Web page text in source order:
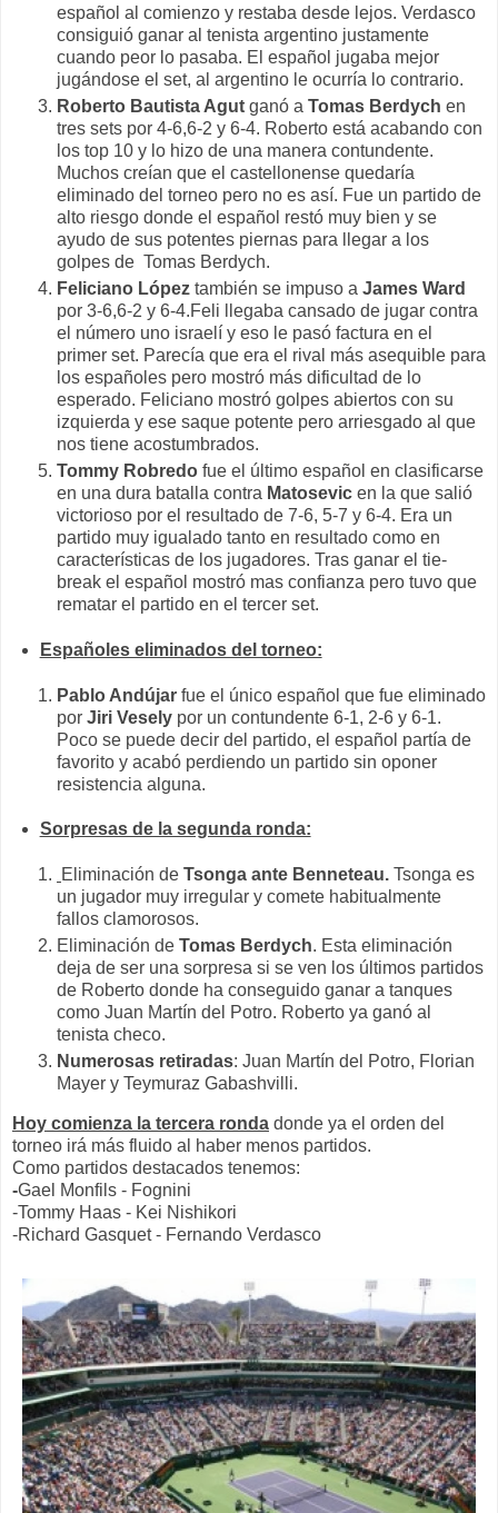
español al comienzo y restaba desde lejos. Verdasco
consiguió ganar al tenista argentino justamente
cuando peor lo pasaba. El español jugaba mejor
jugándose el set, al argentino le ocurría lo contrario.
Roberto Bautista Agut ganó a Tomas Berdych en
tres sets por 4-6,6-2 y 6-4. Roberto está acabando con
los top 10 y lo hizo de una manera contundente.
Muchos creían que el castellonense quedaría
eliminado del torneo pero no es así. Fue un partido de
alto riesgo donde el español restó muy bien y se
ayudo de sus potentes piernas para llegar a los
golpes de Tomas Berdych.
Feliciano López también se impuso a James Ward
por 3-6,6-2 y 6-4.Feli llegaba cansado de jugar contra
el número uno israelí y eso le pasó factura en el
primer set. Parecía que era el rival más asequible para
los españoles pero mostró más dificultad de lo
esperado. Feliciano mostró golpes abiertos con su
izquierda y ese saque potente pero arriesgado al que
nos tiene acostumbrados.
Tommy Robredo fue el último español en clasificarse
en una dura batalla contra Matosevic en la que salió
victorioso por el resultado de 7-6, 5-7 y 6-4. Era un
partido muy igualado tanto en resultado como en
características de los jugadores. Tras ganar el tie-
break el español mostró mas confianza pero tuvo que
rematar el partido en el tercer set.
Españoles eliminados del torneo:
Pablo Andújar fue el único español que fue eliminado
por Jiri Vesely por un contundente 6-1, 2-6 y 6-1.
Poco se puede decir del partido, el español partía de
favorito y acabó perdiendo un partido sin oponer
resistencia alguna.
Sorpresas de la segunda ronda:
Eliminación de Tsonga ante Benneteau. Tsonga es
un jugador muy irregular y comete habitualmente
fallos clamorosos.
Eliminación de Tomas Berdych. Esta eliminación
deja de ser una sorpresa si se ven los últimos partidos
de Roberto donde ha conseguido ganar a tanques
como Juan Martín del Potro. Roberto ya ganó al
tenista checo.
Numerosas retiradas: Juan Martín del Potro, Florian
Mayer y Teymuraz Gabashvilli.
Hoy comienza la tercera ronda donde ya el orden del
torneo irá más fluido al haber menos partidos.
Como partidos destacados tenemos:
-Gael Monfils - Fognini
-Tommy Haas - Kei Nishikori
-Richard Gasquet - Fernando Verdasco